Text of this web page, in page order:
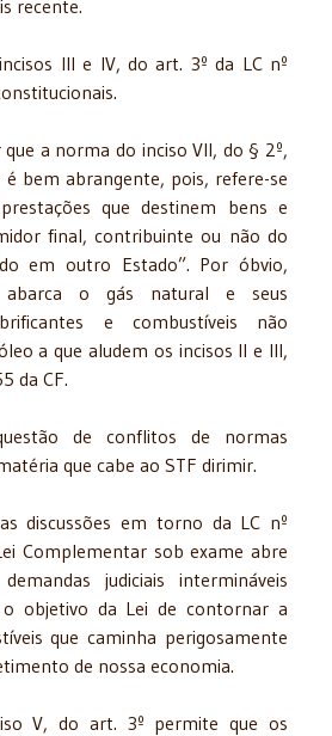
recente.
III e IV, do art. 3º da LC nº
a norma do inciso VII, do § 2º,
bem abrangente, pois, refere-se
que destinem bens e
final, contribuinte ou não do
em outro Estado”. Por óbvio,
abarca o gás natural e seus
e combustíveis não
a que aludem os incisos II e III,
da CF.
de conflitos de normas
que cabe ao STF dirimir.
discussões em torno da LC nº
Complementar sob exame abre
judiciais intermináveis
objetivo da Lei de contornar a
que caminha perigosamente
de nossa economia.
V, do art. 3º permite que os